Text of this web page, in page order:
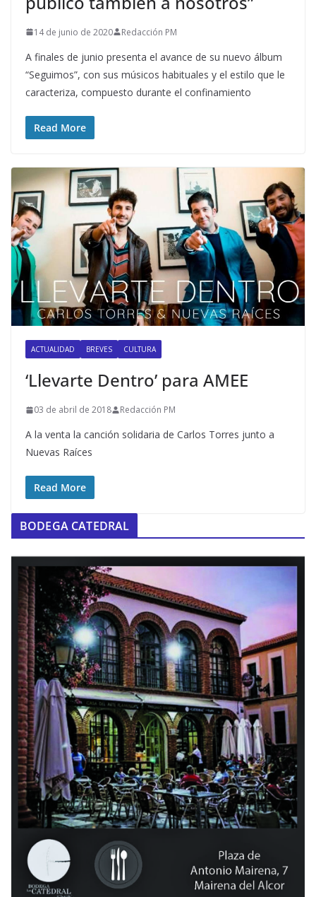
14 de junio de 2020 Redacción PM
A finales de junio presenta el avance de su nuevo álbum
“Seguimos”, con sus músicos habituales y el estilo que le
caracteriza, compuesto durante el confinamiento
Read More
ACTUALIDAD BREVES CULTURA
‘Llevarte Dentro’ para AMEE
03 de abril de 2018 Redacción PM
A la venta la canción solidaria de Carlos Torres junto a
Nuevas Raíces
Read More
BODEGA CATEDRAL